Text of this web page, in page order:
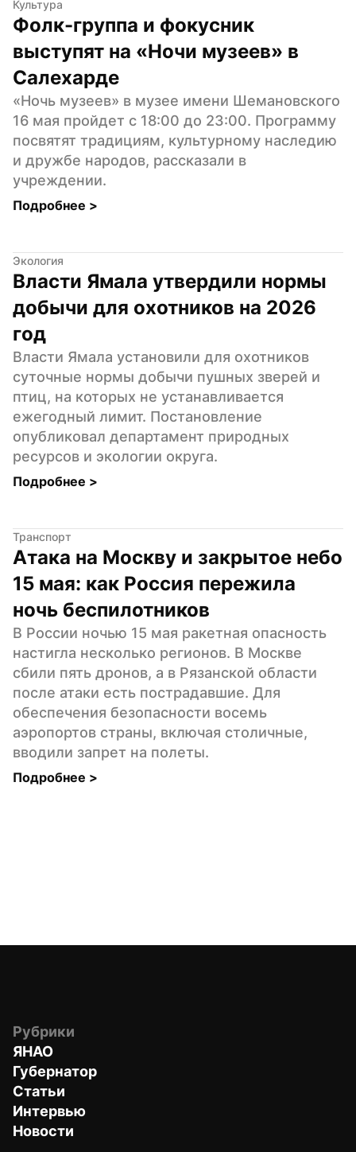
Культура
Фолк-группа и фокусник
выступят на «Ночи музеев» в
Салехарде
«Ночь музеев» в музее имени Шемановского
16 мая пройдет с 18:00 до 23:00. Программу
посвятят традициям, культурному наследию
и дружбе народов, рассказали в
учреждении.
Подробнее >
Экология
Власти Ямала утвердили нормы
добычи для охотников на 2026
год
Власти Ямала установили для охотников
суточные нормы добычи пушных зверей и
птиц, на которых не устанавливается
ежегодный лимит. Постановление
опубликовал департамент природных
ресурсов и экологии округа.
Подробнее >
Транспорт
Атака на Москву и закрытое небо
15 мая: как Россия пережила
ночь беспилотников
В России ночью 15 мая ракетная опасность
настигла несколько регионов. В Москве
сбили пять дронов, а в Рязанской области
после атаки есть пострадавшие. Для
обеспечения безопасности восемь
аэропортов страны, включая столичные,
вводили запрет на полеты.
Подробнее >
Рубрики
ЯНАО
Губернатор
Статьи
Интервью
Новости